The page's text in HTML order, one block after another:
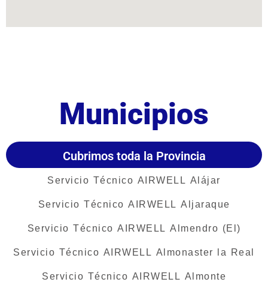
Municipios
Cubrimos toda la Provincia
Servicio Técnico AIRWELL Alájar
Servicio Técnico AIRWELL Aljaraque
Servicio Técnico AIRWELL Almendro (El)
Servicio Técnico AIRWELL Almonaster la Real
Servicio Técnico AIRWELL Almonte